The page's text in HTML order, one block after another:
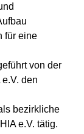
für eine
von der
den
bezirkliche
e.V. tätig.